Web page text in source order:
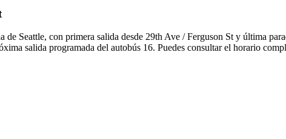
Seattle, con primera salida desde 29th Ave / Ferguson St y última
salida programada del autobús 16. Puedes consultar el horario